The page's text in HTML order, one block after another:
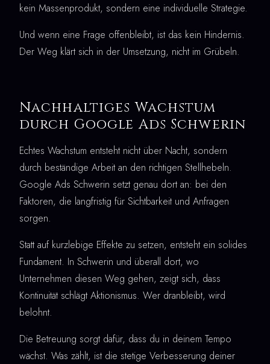
kein Massenprodukt, sondern eine individuelle Strategie.
Und wenn eine Frage offenbleibt, ist das kein Hindernis.
Der Weg klärt sich in der Umsetzung, nicht im Grübeln.
Nachhaltiges Wachstum
durch Google Ads Schwerin
Echtes Wachstum entsteht nicht über Nacht, sondern
durch beständige Arbeit an den richtigen Stellhebeln.
Google Ads Schwerin setzt genau dort an: bei den
Faktoren, die langfristig für Sichtbarkeit und Anfragen
sorgen.
Statt auf kurzlebige Effekte zu setzen, entsteht ein solides
Fundament. In Schwerin und überall dort, wo
Unternehmen diesen Weg gehen, zeigt sich, dass
Kontinuität schlägt Aktionismus. Wer dranbleibt, wird
belohnt.
Die Betreuung sorgt dafür, dass du in deinem Tempo
wächst. Was zählt, ist die stetige Verbesserung deiner